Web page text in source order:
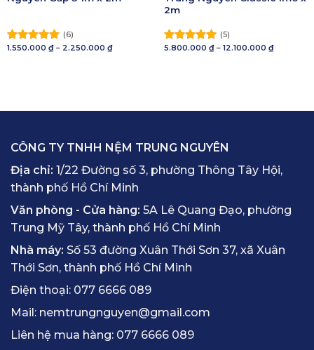
Được xếp
(6)
1.550.000 ₫ – 2.250.000 ₫Khoảng
giá:
2m
Được xếp
(5)
5.800.000 ₫ – 12.100.000 ₫Khoảng
giá:
CÔNG TY TNHH NỆM TRUNG NGUYÊN
Địa chỉ: 1/22 Đường số 3, phường Thông Tây Hội,
thành phố Hồ Chí Minh
Văn phòng - Cửa hàng: 5A Lê Quang Đạo, phường
Trung Mỹ Tây, thành phố Hồ Chí Minh
Nhà máy: Số 53 đường Xuân Thới Sơn 37, xã Xuân
Thới Sơn, thành phố Hồ Chí Minh
Điện thoại: 077 6666 089
Mail: nemtrungnguyen@gmail.com
Liên hệ mua hàng: 077 6666 089